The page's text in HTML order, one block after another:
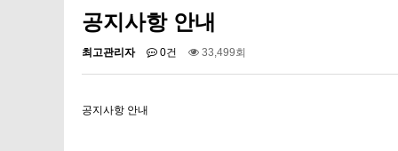
공지사항 안내
최고관리자 0건 33,499회
공지사항 안내